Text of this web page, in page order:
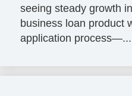
seeing steady growth
business loan product
application process—...